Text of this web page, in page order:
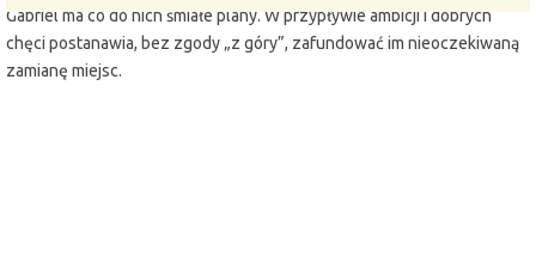
Gabriel ma co do nich śmiałe plany. W przypływie ambicji i dobrych
chęci postanawia, bez zgody „z góry”, zafundować im nieoczekiwaną
zamianę miejsc.